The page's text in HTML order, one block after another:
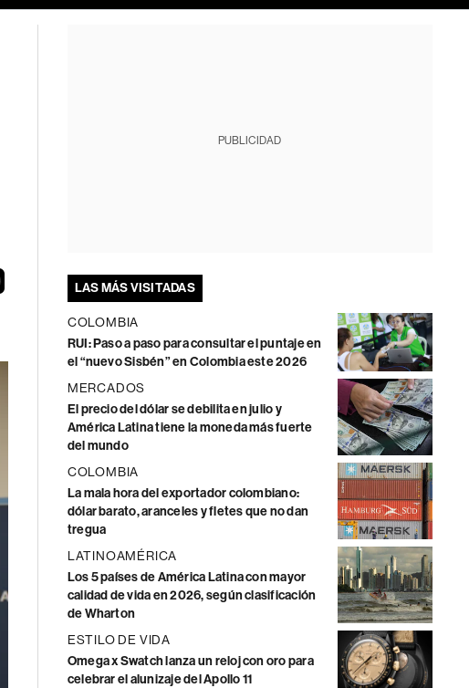
PUBLICIDAD
LAS MÁS VISITADAS
COLOMBIA
RUI: Paso a paso para consultar el puntaje en
el “nuevo Sisbén” en Colombia este 2026
MERCADOS
El precio del dólar se debilita en julio y
América Latina tiene la moneda más fuerte
del mundo
COLOMBIA
La mala hora del exportador colombiano:
dólar barato, aranceles y fletes que no dan
tregua
LATINOAMÉRICA
Los 5 países de América Latina con mayor
calidad de vida en 2026, según clasificación
de Wharton
ESTILO DE VIDA
Omega x Swatch lanza un reloj con oro para
celebrar el alunizaje del Apollo 11